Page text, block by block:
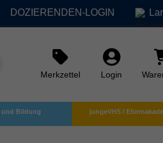
DOZIERENDEN-LOGIN
Merkzettel Login
und Bildung jungeVHS /